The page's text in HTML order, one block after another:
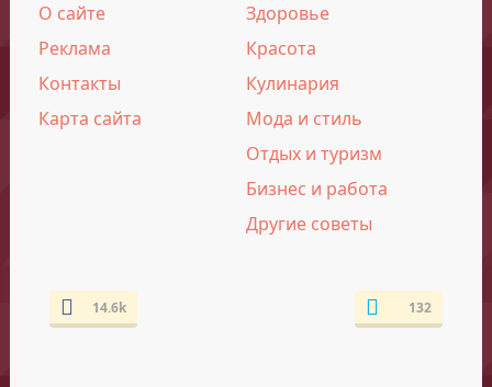
О сайте
Реклама
Контакты
Карта сайта
Здоровье
Красота
Кулинария
Мода и стиль
Отдых и туризм
Бизнес и работа
Другие советы
14.6k 132